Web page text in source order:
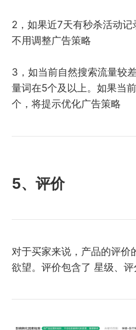
2，如果近7天有秒杀活动记
不用调整广告策略
3，如当前自然搜索流量较
量词在5个及以上。如果当
个，将提示优化广告策略
5、评价
对于买家来说，产品的评价
欲望。评价包含了 星级、评